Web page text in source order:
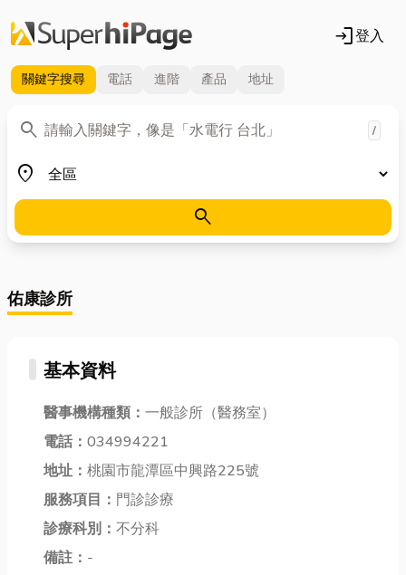
login登入
關鍵字搜尋 電話 進階 產品 地址
search
關鍵字 /
place
地區
search
佑康診所
基本資料
醫事機構種類： 一般診所（醫務室）
電話： 034994221
地址： 桃園市龍潭區中興路225號
服務項目： 門診診療
診療科別： 不分科
備註： -